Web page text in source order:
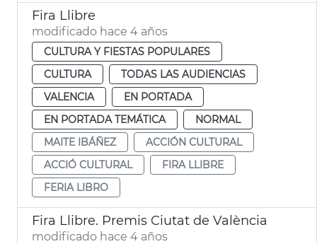
Fira Llibre
modificado hace 4 años
CULTURA Y FIESTAS POPULARES
CULTURA
TODAS LAS AUDIENCIAS
VALENCIA
EN PORTADA
EN PORTADA TEMÁTICA
NORMAL
MAITE IBÁÑEZ
ACCIÓN CULTURAL
ACCIÓ CULTURAL
FIRA LLIBRE
FERIA LIBRO
Fira Llibre. Premis Ciutat de València
modificado hace 4 años